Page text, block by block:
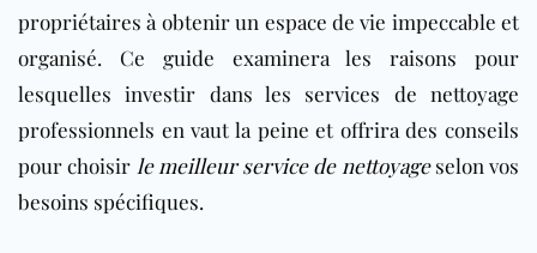
propriétaires à obtenir un espace de vie impeccable et
organisé. Ce guide examinera les raisons pour
lesquelles investir dans les services de nettoyage
professionnels en vaut la peine et offrira des conseils
pour choisir le meilleur service de nettoyageselon vos
besoins spécifiques.